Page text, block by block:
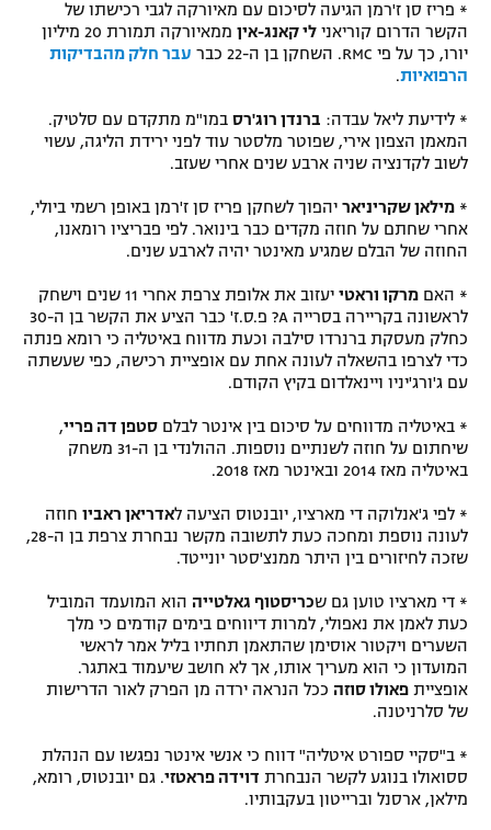
* פריז סן ז'רמן הגיעה לסיכום עם מאיורקה לגבי רכישתו של
הקשר הדרום קוריאני לי קאנג-אין
ממאיורקה תמורת 20 מיליון
יורו, כך על פי RMC. השחקן בן ה-22 כבר
עבר חלק מהבדיקות
הרפואיות.
* לידיעת ליאל עבדה: ברנדן רוג'רס במו"מ מתקדם עם סלטיק.
המאמן הצפון אירי, שפוטר מלסטר עוד לפני ירידת הליגה, עשוי
לשוב לקדנציה שניה ארבע שנים אחרי שעזב.
* מילאן שקריניאר יהפוך לשחקן פריז סן ז'רמן באופן רשמי ביולי,
אחרי שחתם על חוזה מקדים כבר בינואר. לפי פבריציו רומאנו,
החוזה של הבלם שמגיע מאינטר יהיה לארבע שנים.
* האם מרקו וראטי
יעזוב את אלופת צרפת אחרי 11 שנים וישחק
לראשונה בקריירה בסרייה A? פ.ס.ז' כבר הציע את הקשר בן ה-30
כחלק מעסקת ברנרדו סילבה וכעת מדווח באיטליה כי רומא פנתה
כדי לצרפו בהשאלה לעונה אחת עם אופציית רכישה, כפי שעשתה
עם ג'ורג'יניו ויינאלדום בקיץ הקודם.
* באיטליה מדווחים על סיכום בין אינטר לבלם סטפן דה פריי,
שיחתום על חוזה לשנתיים נוספות. ההולנדי בן ה-31 משחק
באיטליה מאז 2014 ובאינטר מאז 2018.
* לפי ג'אנלוקה די מארציו, יובנטוס הציעה לאדריאן ראביו חוזה
לעונה נוספת ומחכה כעת לתשובה מקשר נבחרת צרפת בן ה-28,
שזכה לחיזורים בין היתר ממנצ'סטר יונייטד.
* די מארציו טוען גם שכריסטוף גאלטייה הוא המועמד המוביל
כעת לאמן את נאפולי, למרות דיווחים בימים קודמים כי מלך
השערים ויקטור אוסימן שהתאמן תחתיו בליל אמר לראשי
המועדון כי הוא מעריך אותו, אך לא חושב שיעמוד באתגר.
אופציית פאולו סוזה ככל הנראה ירדה מן הפרק לאור הדרישות
של סלרניטנה.
* ב"סקיי ספורט איטליה" דווח כי אנשי אינטר נפגשו עם הנהלת
ססואולו בנוגע לקשר הנבחרת דוידה פראטזי. גם יובנטוס, רומא,
מילאן, ארסנל וברייטון בעקבותיו.